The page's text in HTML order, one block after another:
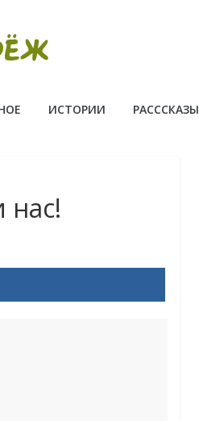
ИСТОРИИ РАСССКАЗЫ